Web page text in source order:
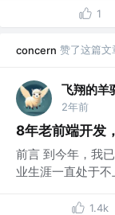
1
concern 赞了这篇文
飞翔的羊
2年前
8年老前端开发
前言 到今年，我
业生涯一直处于
1.4k